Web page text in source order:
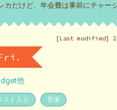
カだけど、年会費は事前にチャー
[Last modified]
他
スト入り 音楽